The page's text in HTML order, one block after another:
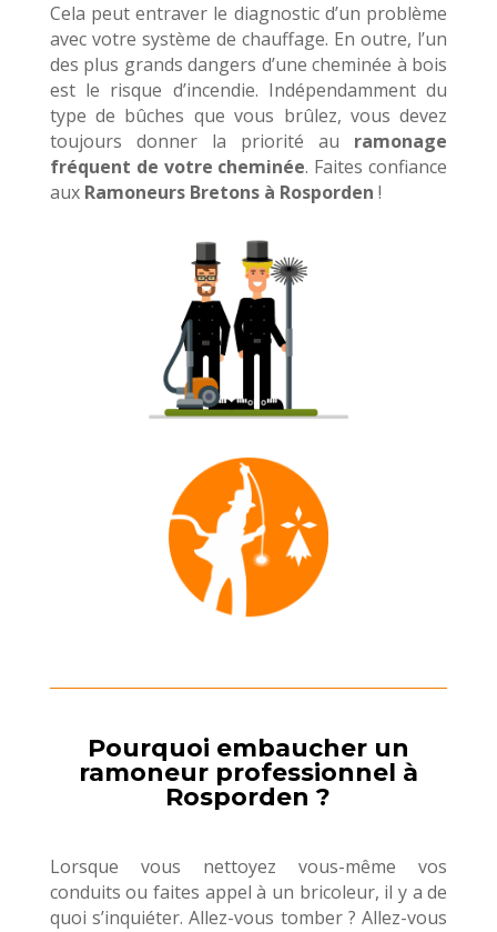
Cela peut entraver le diagnostic d’un problème
avec votre système de chauffage. En outre, l’un
des plus grands dangers d’une cheminée à bois
est le risque d’incendie. Indépendamment du
type de bûches que vous brûlez, vous devez
toujours donner la priorité au ramonage
fréquent de votre cheminée. Faites confiance
aux Ramoneurs Bretons à Rosporden !
Pourquoi embaucher un
ramoneur professionnel à
Rosporden ?
Lorsque vous nettoyez vous-même vos
conduits ou faites appel à un bricoleur, il y a de
quoi s’inquiéter. Allez-vous tomber ? Allez-vous